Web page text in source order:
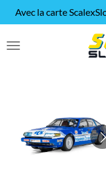
Passer
au
contenu
Avec la carte